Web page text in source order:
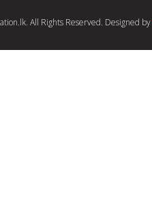
All Rights Reserved. Designed by